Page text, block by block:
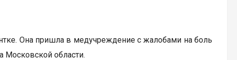
Она пришла в медучреждение с жалобами на боль
Московской области.